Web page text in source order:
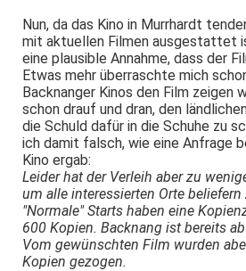
Nun, da das Kino in Murrhardt
mit aktuellen Filmen ausgestattet
eine plausible Annahme, dass der
Etwas mehr überraschte mich
Backnanger Kinos den Film zeigen
schon drauf und dran, den
die Schuld dafür in die Schuhe zu
ich damit falsch, wie eine Anfrage
Kino ergab:
Leider hat der Verleih aber zu
um alle interessierten Orte beliefern
"Normale" Starts haben eine
600 Kopien. Backnang ist bereits
Vom gewünschten Film wurden
Kopien gezogen.